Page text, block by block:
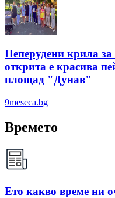
Пеперудени крила
открита е красива
площад "Дунав"
9meseca.bg
Времето
Ето какво време ни